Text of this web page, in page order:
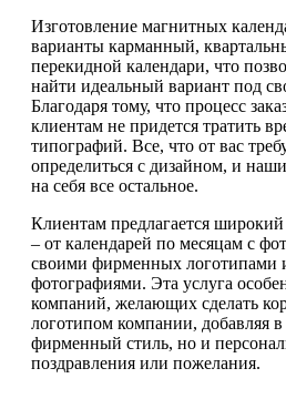
Изготовление магнитных
варианты карманный,
перекидной календари, что
найти идеальный вариант под
Благодаря тому, что процесс
клиентам не придется тратить
типографий. Все, что от вас
определиться с дизайном, и
на себя все остальное.
Клиентам предлагается
– от календарей по месяцам с
своими фирменных логотипами
фотографиями. Эта услуга
компаний, желающих сделать
логотипом компании, добавляя в
фирменный стиль, но и
поздравления или пожелания.